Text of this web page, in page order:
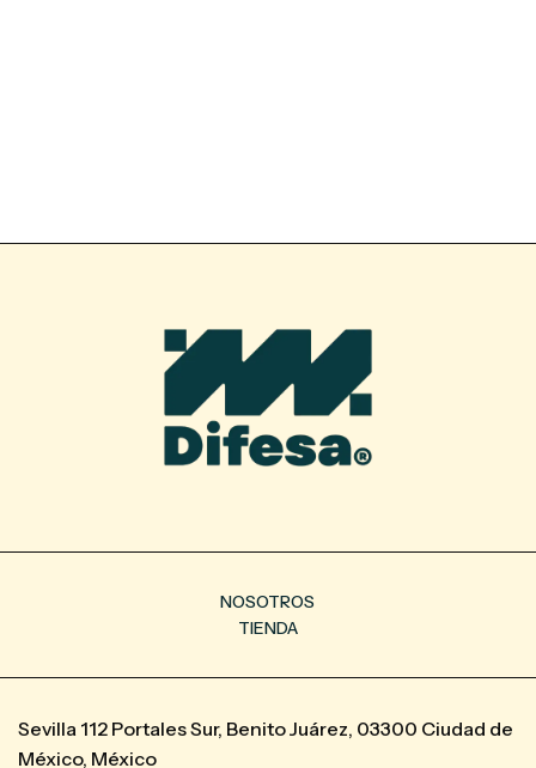
NOSOTROS
TIENDA
Sevilla 112 Portales Sur, Benito Juárez, 03300 Ciudad de
México, México